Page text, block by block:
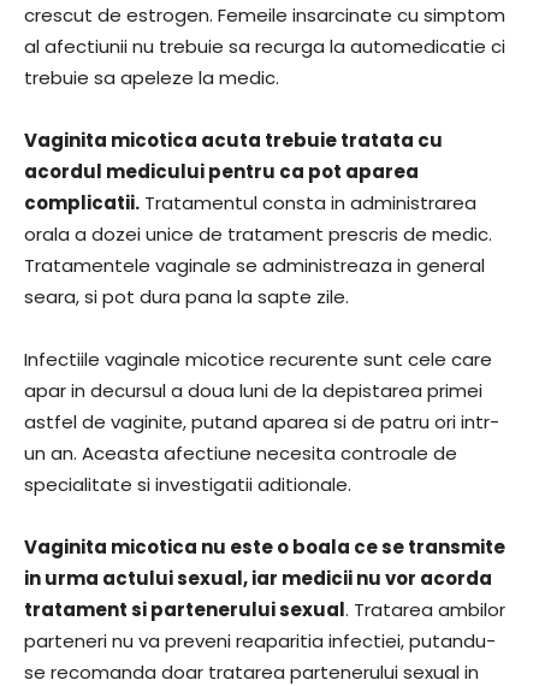
crescut de estrogen. Femeile insarcinate cu simptom
al afectiunii nu trebuie sa recurga la automedicatie ci
trebuie sa apeleze la medic.
Vaginita micotica acuta trebuie tratata cu
acordul medicului pentru ca pot aparea
complicatii. Tratamentul consta in administrarea
orala a dozei unice de tratament prescris de medic.
Tratamentele vaginale se administreaza in general
seara, si pot dura pana la sapte zile.
Infectiile vaginale micotice recurente sunt cele care
apar in decursul a doua luni de la depistarea primei
astfel de vaginite, putand aparea si de patru ori intr-
un an. Aceasta afectiune necesita controale de
specialitate si investigatii aditionale.
Vaginita micotica nu este o boala ce se transmite
in urma actului sexual, iar medicii nu vor acorda
tratament si partenerului sexual. Tratarea ambilor
parteneri nu va preveni reaparitia infectiei, putandu-
se recomanda doar tratarea partenerului sexual in